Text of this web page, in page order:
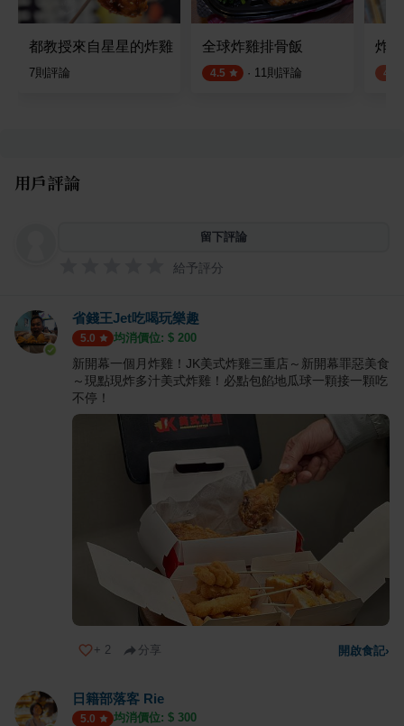
都教授來自星星的炸雞
7則評論
全球炸雞排骨飯
4.5 · 11則評論
炸G
4.0
用戶評論
留下評論
給予評分
省錢王Jet吃喝玩樂趣
5.0 均消價位: $ 200
新開幕一個月炸雞！JK美式炸雞三重店～新開幕罪惡美食
～現點現炸多汁美式炸雞！必點包餡地瓜球一顆接一顆吃
不停！
+ 2 分享 開啟食記›
日籍部落客 Rie
5.0 均消價位: $ 300